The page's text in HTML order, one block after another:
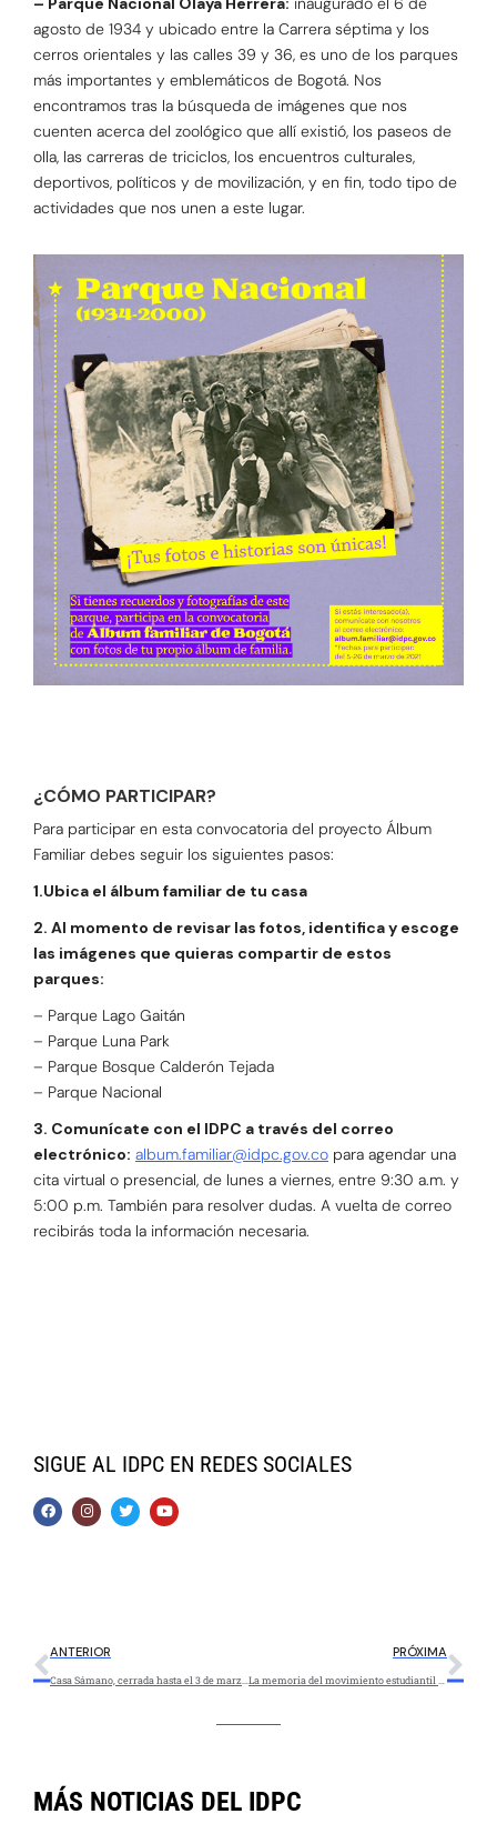
agosto de 1934 y ubicado entre la Carrera séptima y los
cerros orientales y las calles 39 y 36, es uno de los parques
más importantes y emblemáticos de Bogotá. Nos
encontramos tras la búsqueda de imágenes que nos
cuenten acerca del zoológico que allí existió, los paseos de
olla, las carreras de triciclos, los encuentros culturales,
deportivos, políticos y de movilización, y en fin, todo tipo de
actividades que nos unen a este lugar.
¿CÓMO PARTICIPAR?
Para participar en esta convocatoria del proyecto Álbum
Familiar debes seguir los siguientes pasos:
1.Ubica el álbum familiar de tu casa
2. Al momento de revisar las fotos, identifica y escoge
las imágenes que quieras compartir de estos
parques:
– Parque Lago Gaitán
– Parque Luna Park
– Parque Bosque Calderón Tejada
– Parque Nacional
3. Comunícate con el IDPC a través del correo
electrónico: album.familiar@idpc.gov.co para agendar una
cita virtual o presencial, de lunes a viernes, entre 9:30 a.m. y
5:00 p.m. También para resolver dudas. A vuelta de correo
recibirás toda la información necesaria.
SIGUE AL IDPC EN REDES SOCIALES
ANTERIOR PRÓXIMA
MÁS NOTICIAS DEL IDPC